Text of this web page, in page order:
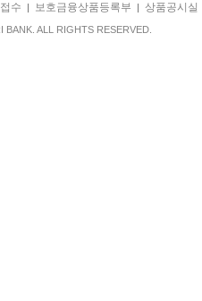
수 | 보호금융상품등록부 | 상품공시실
ALL RIGHTS RESERVED.